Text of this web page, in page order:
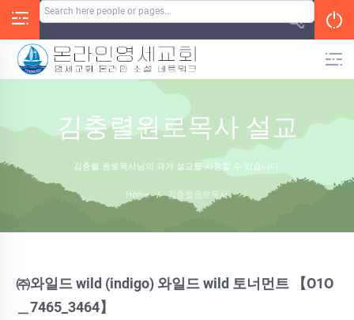
김충렬원로목사 설교
김충렬 원로목사님의 과거 설교를 시청할 수 있습니다.
Home / 김충렬원로목사
㈜와일드 wild (indigo) 와일드 wild 토너먼트 【O1O
＿7465_3464】